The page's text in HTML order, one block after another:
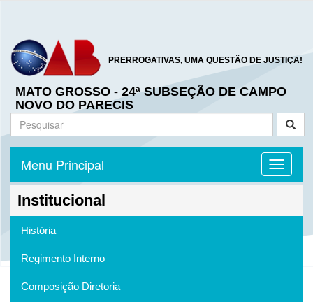
PRERROGATIVAS, UMA QUESTÃO DE JUSTIÇA!
MATO GROSSO - 24ª SUBSEÇÃO DE CAMPO
NOVO DO PARECIS
Toggle
Menu Principal
Institucional
História
Regimento Interno
Composição Diretoria